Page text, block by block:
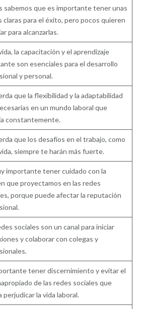
sabemos que es importante tener unas
claras para el éxito, pero pocos quieren
para alcanzarlas.
la capacitación y el aprendizaje
son esenciales para el desarrollo
y personal.
que la flexibilidad y la adaptabilidad
en un mundo laboral que
constantemente.
que los desafíos en el trabajo, como
siempre te harán más fuerte.
importante tener cuidado con la
que proyectamos en las redes
porque puede afectar la reputación
sociales son un canal para iniciar
y colaborar con colegas y
tener discernimiento y evitar el
de las redes sociales que
perjudicar la vida laboral.